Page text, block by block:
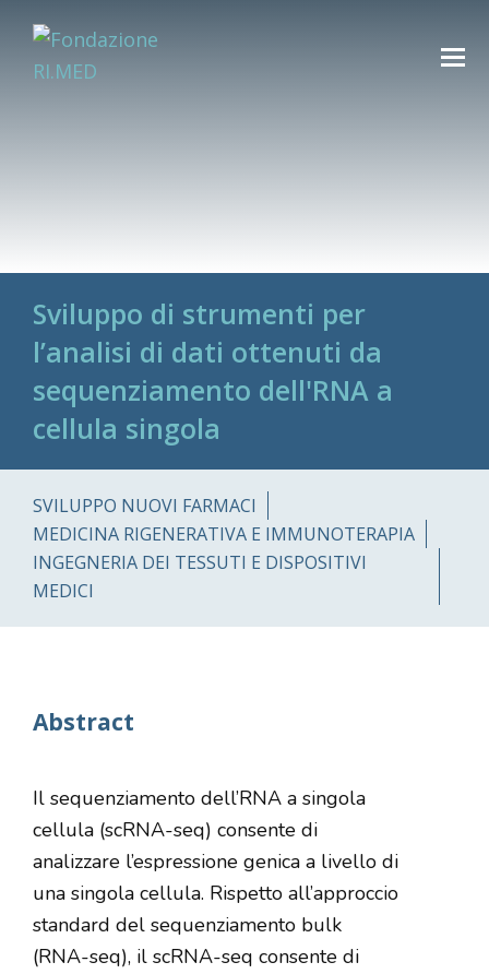
Sviluppo di strumenti per
l’analisi di dati ottenuti da
sequenziamento dell'RNA a
cellula singola
SVILUPPO NUOVI FARMACI
MEDICINA RIGENERATIVA E IMMUNOTERAPIA
INGEGNERIA DEI TESSUTI E DISPOSITIVI
MEDICI
Abstract
Il sequenziamento dell’RNA a singola
cellula (scRNA-seq) consente di
analizzare l’espressione genica a livello di
una singola cellula. Rispetto all’approccio
standard del sequenziamento bulk
(RNA-seq), il scRNA-seq consente di